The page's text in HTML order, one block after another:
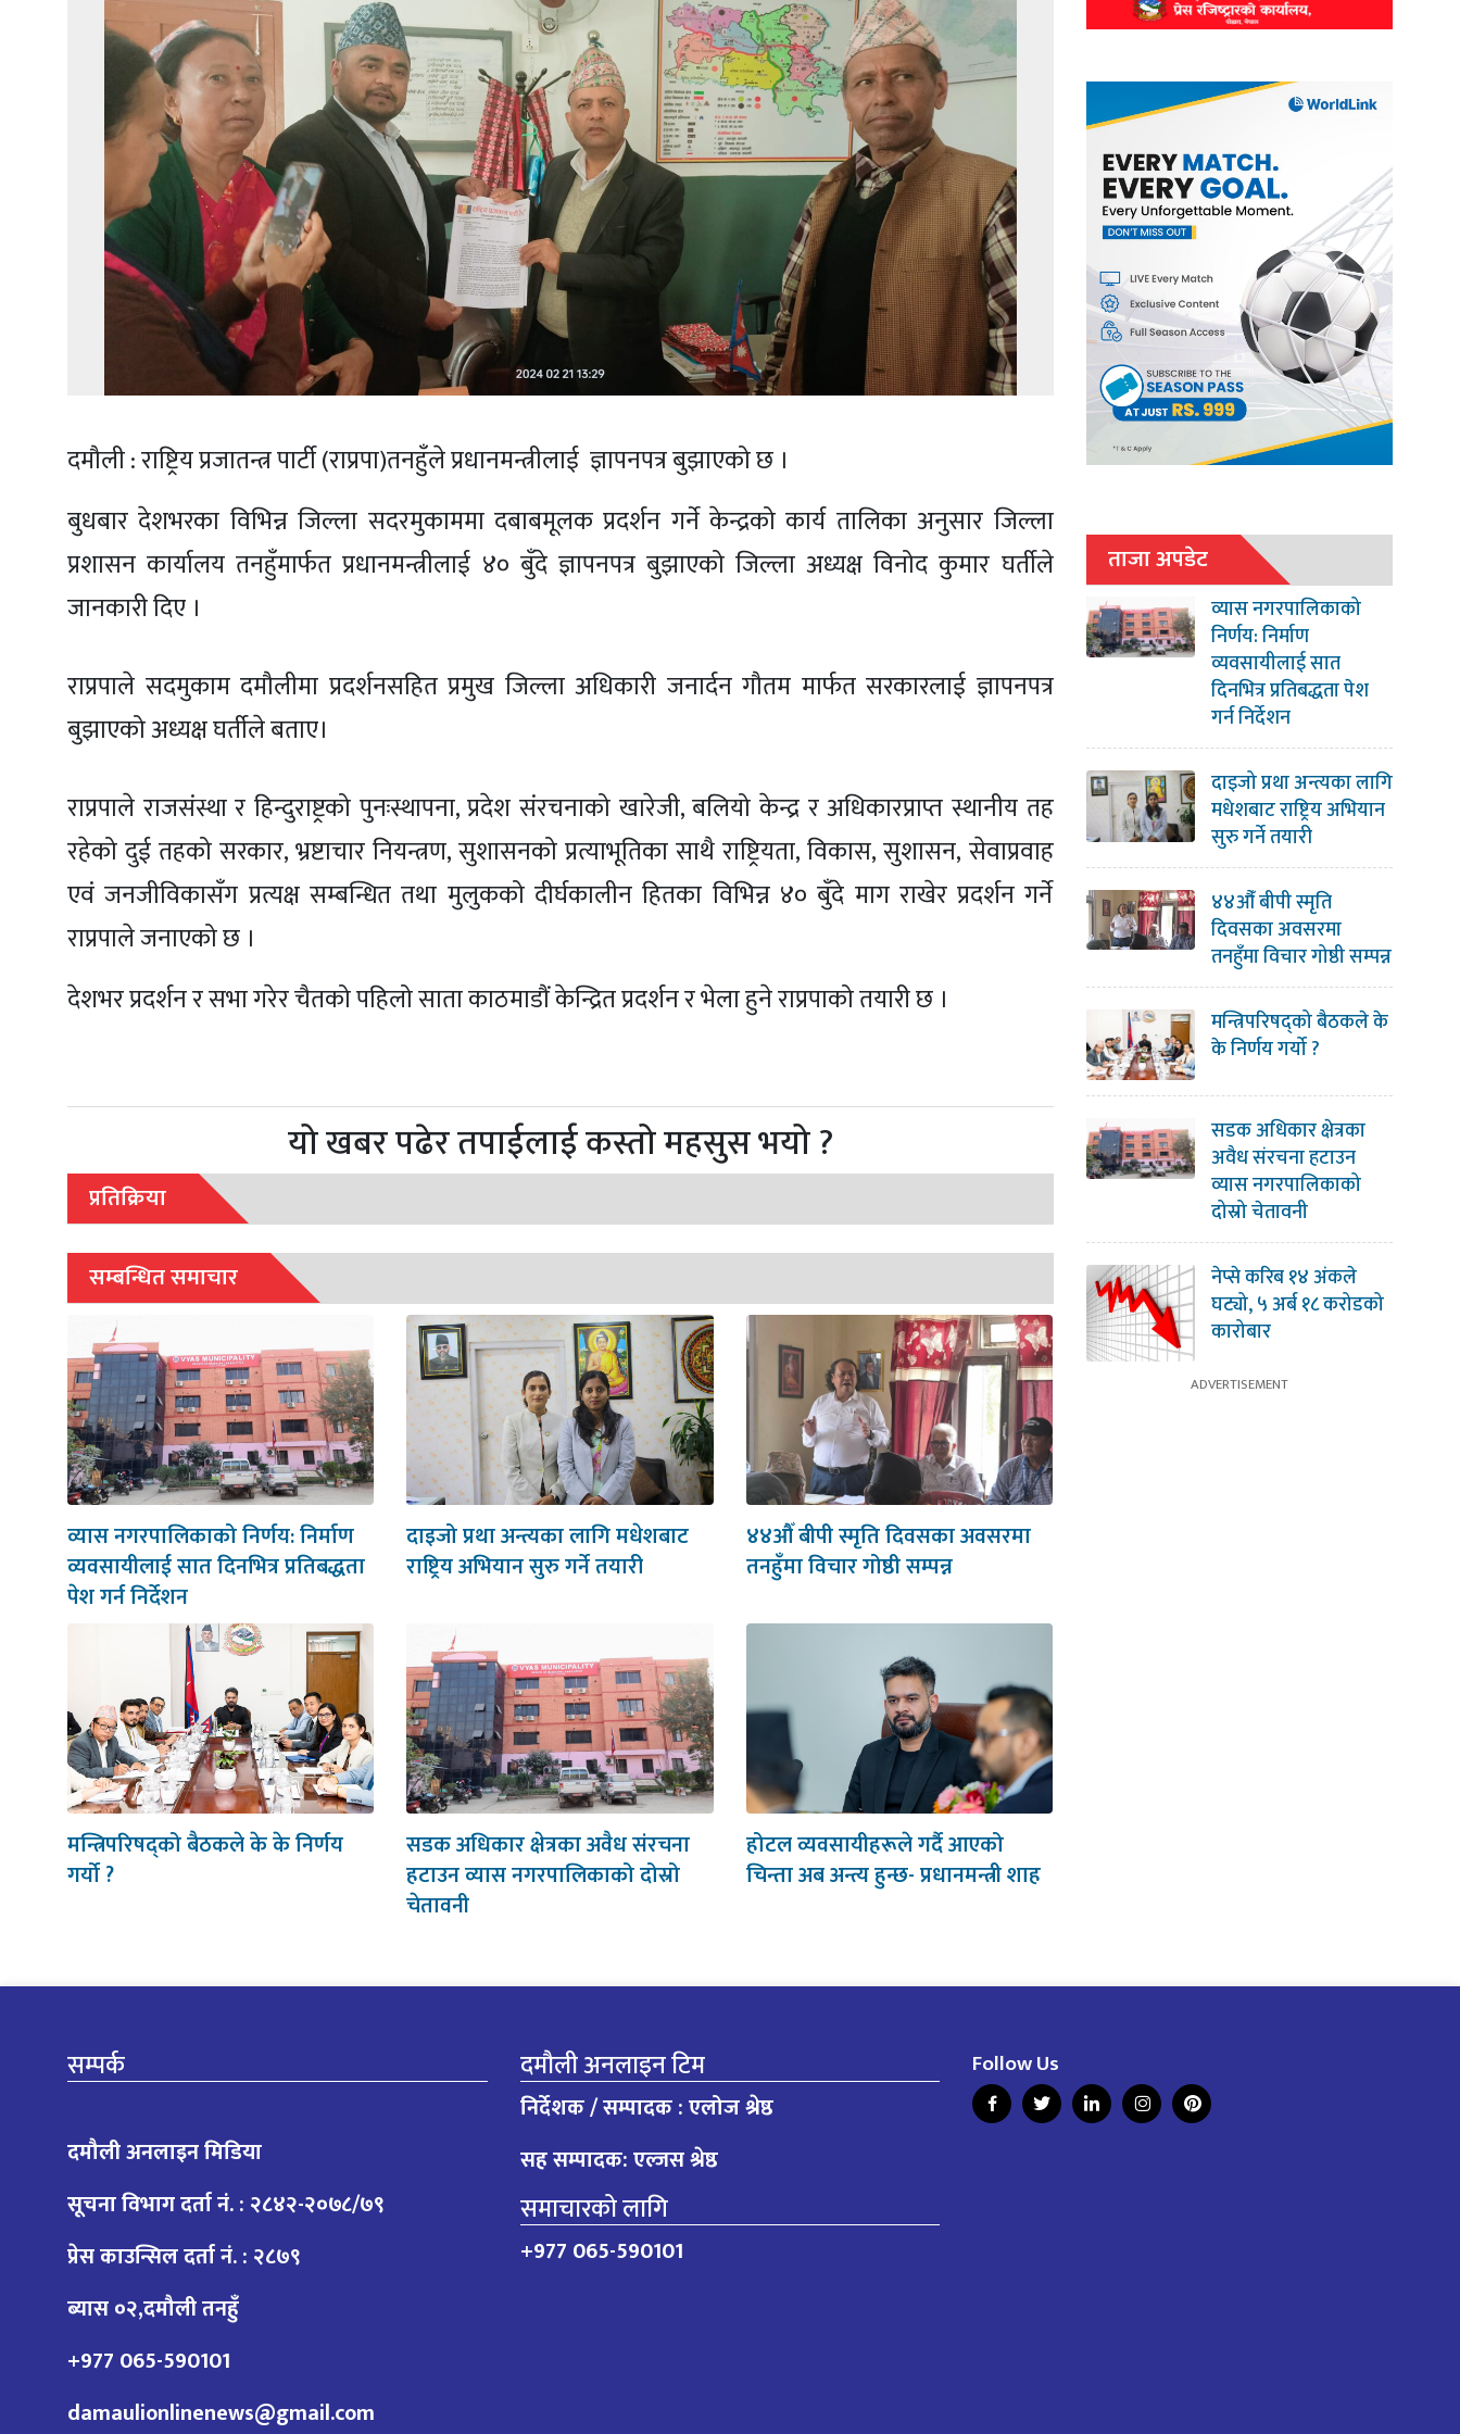
दमौली : राष्ट्रिय प्रजातन्त्र पार्टी (राप्रपा)तनहुँले प्रधानमन्त्रीलाई ज्ञापनपत्र बुझाएको छ ।
बुधबार देशभरका विभिन्न जिल्ला सदरमुकाममा दबाबमूलक प्रदर्शन गर्ने केन्द्रको कार्य तालिका अनुसार जिल्ला
प्रशासन कार्यालय तनहुँमार्फत प्रधानमन्त्रीलाई ४० बुँदे ज्ञापनपत्र बुझाएको जिल्ला अध्यक्ष विनोद कुमार घर्तीले
जानकारी दिए ।
राप्रपाले सदमुकाम दमौलीमा प्रदर्शनसहित प्रमुख जिल्ला अधिकारी जनार्दन गौतम मार्फत सरकारलाई ज्ञापनपत्र
बुझाएको अध्यक्ष घर्तीले बताए।
राप्रपाले राजसंस्था र हिन्दुराष्ट्रको पुनःस्थापना, प्रदेश संरचनाको खारेजी, बलियो केन्द्र र अधिकारप्राप्त स्थानीय तह
रहेको दुई तहको सरकार, भ्रष्टाचार नियन्त्रण, सुशासनको प्रत्याभूतिका साथै राष्ट्रियता, विकास, सुशासन, सेवाप्रवाह
एवं जनजीविकासँग प्रत्यक्ष सम्बन्धित तथा मुलुकको दीर्घकालीन हितका विभिन्न ४० बुँदे माग राखेर प्रदर्शन गर्ने
राप्रपाले जनाएको छ ।
देशभर प्रदर्शन र सभा गरेर चैतको पहिलो साता काठमाडौं केन्द्रित प्रदर्शन र भेला हुने राप्रपाको तयारी छ ।
यो खबर पढेर तपाईलाई कस्तो महसुस भयो ?
प्रतिक्रिया
सम्बन्धित समाचार
व्यास नगरपालिकाको निर्णय: निर्माण
व्यवसायीलाई सात दिनभित्र प्रतिबद्धता
पेश गर्न निर्देशन
दाइजो प्रथा अन्त्यका लागि मधेशबाट
राष्ट्रिय अभियान सुरु गर्ने तयारी
४४औँ बीपी स्मृति दिवसका अवसरमा
तनहुँमा विचार गोष्ठी सम्पन्न
मन्त्रिपरिषद्को बैठकले के के निर्णय
गर्यो ?
सडक अधिकार क्षेत्रका अवैध संरचना
हटाउन व्यास नगरपालिकाको दोस्रो
चेतावनी
होटल व्यवसायीहरूले गर्दै आएको
चिन्ता अब अन्त्य हुन्छ- प्रधानमन्त्री शाह
ताजा अपडेट
व्यास नगरपालिकाको
निर्णय: निर्माण
व्यवसायीलाई सात
दिनभित्र प्रतिबद्धता पेश
गर्न निर्देशन
दाइजो प्रथा अन्त्यका लागि
मधेशबाट राष्ट्रिय अभियान
सुरु गर्ने तयारी
४४औँ बीपी स्मृति
दिवसका अवसरमा
तनहुँमा विचार गोष्ठी सम्पन्न
मन्त्रिपरिषद्को बैठकले के
के निर्णय गर्यो ?
सडक अधिकार क्षेत्रका
अवैध संरचना हटाउन
व्यास नगरपालिकाको
दोस्रो चेतावनी
नेप्से करिब १४ अंकले
घट्यो, ५ अर्ब १८ करोडको
कारोबार
सम्पर्क
दमौली अनलाइन मिडिया
सूचना विभाग दर्ता नं. : २८४२-२०७८/७९
प्रेस काउन्सिल दर्ता नं. : २८७९
ब्यास ०२,दमौली तनहुँ
+977 065-590101
damaulionlinenews@gmail.com
दमौली अनलाइन टिम
निर्देशक / सम्पादक : एलोज श्रेष्ठ
सह सम्पादक: एल्जस श्रेष्ठ
समाचारको लागि
+977 065-590101
Follow Us